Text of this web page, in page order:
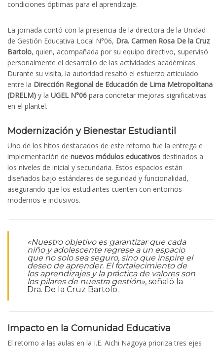
condiciones óptimas para el aprendizaje.
La jornada contó con la presencia de la directora de la Unidad
de Gestión Educativa Local N°06, Dra. Carmen Rosa De la Cruz
Bartolo, quien, acompañada por su equipo directivo, supervisó
personalmente el desarrollo de las actividades académicas.
Durante su visita, la autoridad resaltó el esfuerzo articulado
entre la Dirección Regional de Educación de Lima Metropolitana
(DRELM) y la UGEL N°06 para concretar mejoras significativas
en el plantel.
Modernización y Bienestar Estudiantil
Uno de los hitos destacados de este retorno fue la entrega e
implementación de nuevos módulos educativos destinados a
los niveles de inicial y secundaria. Estos espacios están
diseñados bajo estándares de seguridad y funcionalidad,
asegurando que los estudiantes cuenten con entornos
modernos e inclusivos.
«Nuestro objetivo es garantizar que cada
niño y adolescente regrese a un espacio
que no solo sea seguro, sino que inspire el
deseo de aprender. El fortalecimiento de
los aprendizajes y la práctica de valores son
los pilares de nuestra gestión», señaló la
Dra. De la Cruz Bartolo.
Impacto en la Comunidad Educativa
El retorno a las aulas en la I.E. Aichi Nagoya prioriza tres ejes